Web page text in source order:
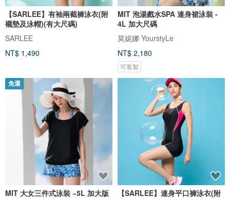
【SARLEE】有袖兩截褲泳衣(附
襯墊及泳帽)(有大尺碼)
SARLEE
NT$ 1,490
MIT 泡湯戲水SPA 連身裙泳裝 -
4L 加大尺碼
莫妮娜 YourstyLe
NT$ 2,180
可客製
免運
MIT 大女三件式泳裝 ~5L 加大版
【SARLEE】連身平口褲泳衣(附